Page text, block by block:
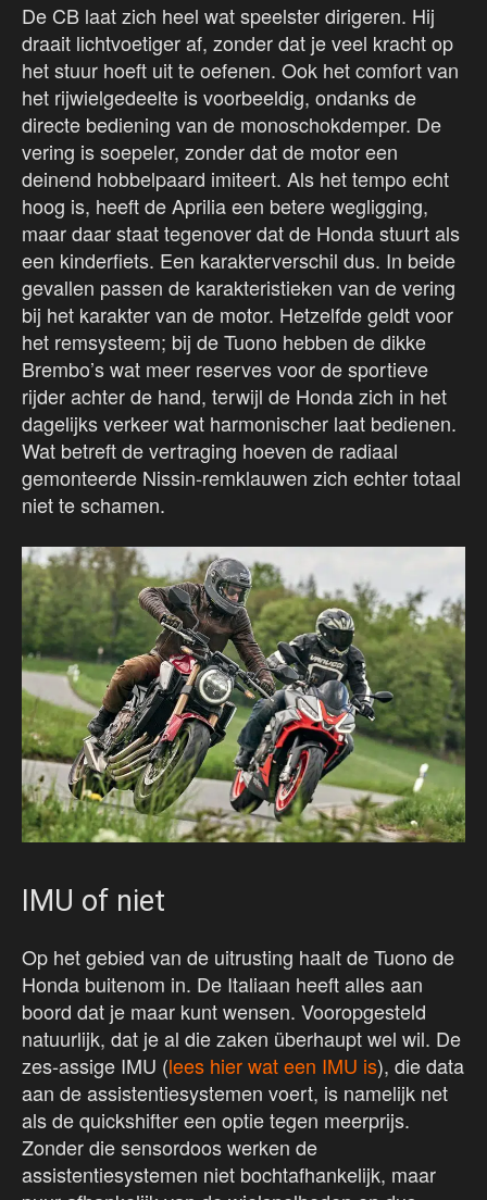
De CB laat zich heel wat speelster dirigeren. Hij
draait lichtvoetiger af, zonder dat je veel kracht op
het stuur hoeft uit te oefenen. Ook het comfort van
het rijwielgedeelte is voorbeeldig, ondanks de
directe bediening van de monoschokdemper. De
vering is soepeler, zonder dat de motor een
deinend hobbelpaard imiteert. Als het tempo echt
hoog is, heeft de Aprilia een betere wegligging,
maar daar staat tegenover dat de Honda stuurt als
een kinderfiets. Een karakterverschil dus. In beide
gevallen passen de karakteristieken van de vering
bij het karakter van de motor. Hetzelfde geldt voor
het remsysteem; bij de Tuono hebben de dikke
Brembo’s wat meer reserves voor de sportieve
rijder achter de hand, terwijl de Honda zich in het
dagelijks verkeer wat harmonischer laat bedienen.
Wat betreft de vertraging hoeven de radiaal
gemonteerde Nissin-remklauwen zich echter totaal
niet te schamen.
IMU of niet
Op het gebied van de uitrusting haalt de Tuono de
Honda buitenom in. De Italiaan heeft alles aan
boord dat je maar kunt wensen. Vooropgesteld
natuurlijk, dat je al die zaken überhaupt wel wil. De
zes-assige IMU (lees hier wat een IMU is), die data
aan de assistentiesystemen voert, is namelijk net
als de quickshifter een optie tegen meerprijs.
Zonder die sensordoos werken de
assistentiesystemen niet bochtafhankelijk, maar